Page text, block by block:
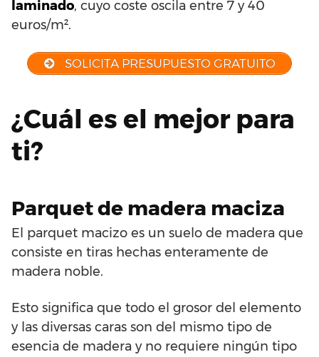
laminado, cuyo coste oscila entre 7 y 40
euros/m².
SOLICITA PRESUPUESTO GRATUITO
¿Cuál es el mejor para
ti?
Parquet de madera maciza
El parquet macizo es un suelo de madera que
consiste en tiras hechas enteramente de
madera noble.
Esto significa que todo el grosor del elemento
y las diversas caras son del mismo tipo de
esencia de madera y no requiere ningún tipo